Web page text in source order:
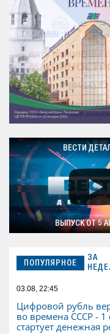
ВЕСТИ
ВЫПУСК ОТ 5
ПОПУЛЯРНОЕ
ЗА
03.08, 22:45
Цифровой рубль
во времена СССР - 1
стартует денежная